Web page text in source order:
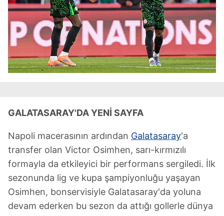
GALATASARAY'DA YENİ SAYFA
Napoli macerasının ardından Galatasaray'a
transfer olan Victor Osimhen, sarı-kırmızılı
formayla da etkileyici bir performans sergiledi. İlk
sezonunda lig ve kupa şampiyonluğu yaşayan
Osimhen, bonservisiyle Galatasaray'da yoluna
devam ederken bu sezon da attığı gollerle dünya